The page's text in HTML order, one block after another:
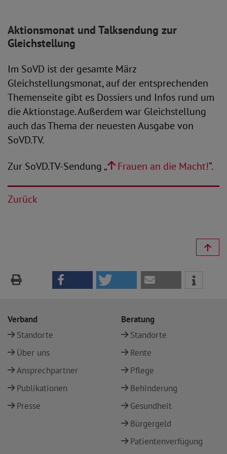
Aktionsmonat und Talksendung zur
Gleichstellung
Im SoVD ist der gesamte März
Gleichstellungsmonat, auf der entsprechenden
Themenseite gibt es Dossiers und Infos rund um
die Aktionstage. Außerdem war Gleichstellung
auch das Thema der neuesten Ausgabe von
SoVD.TV.
Zur SoVD.TV-Sendung „
Frauen an die Macht!“.
Zurück
Verband
Standorte
Über uns
Ansprechpartner
Publikationen
Presse
Beratung
Standorte
Rente
Pflege
Behinderung
Gesundheit
Bürgergeld
Patientenverfügung